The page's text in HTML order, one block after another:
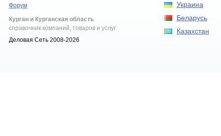
Украина
Беларусь
Казахстан
Форум
Курган и Курганская область
справочник компаний, товаров и услуг
Деловая Сеть 2008-2026